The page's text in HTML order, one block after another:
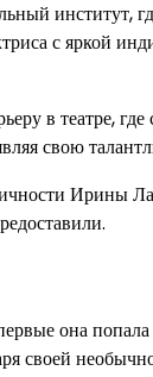
институт,
с яркой
в театре,
свою
Ирины
она попала
своей